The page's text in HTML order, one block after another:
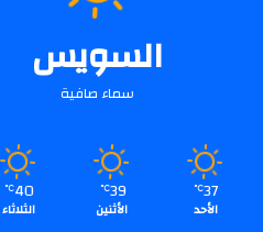
السويس
سماء صافية
37
℃
الأحد
39
℃
الأثنين
40
℃
الثلاثاء